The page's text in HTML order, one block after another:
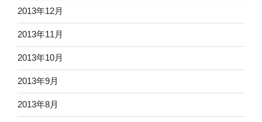
2013年12月
2013年11月
2013年10月
2013年9月
2013年8月